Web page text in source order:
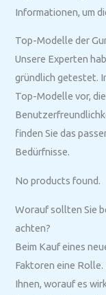
Informationen, um
Top-Modelle der
Unsere Experten
gründlich getestet.
Top-Modelle vor,
finden Sie das
Bedürfnisse.
No products found.
Worauf sollten Sie
achten?
Beim Kauf eines
Faktoren eine
Ihnen, worauf es